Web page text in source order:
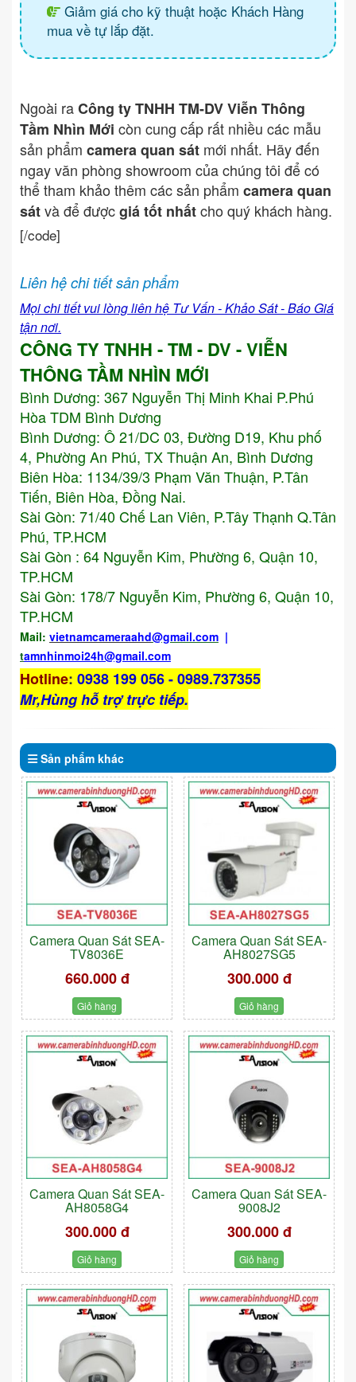
Giảm giá cho kỹ thuật hoặc Khách Hàng
mua về tự lắp đặt.
Ngoài raCông ty TNHH TM-DV Viễn Thông
Tầm Nhìn Mới còn cung cấp rất nhiều các mẫu
sản phẩm camera quan sát mới nhất. Hãy đến
ngay văn phòng showroom của chúng tôi để có
thể tham khảo thêm các sản phẩm camera quan
sátvà để đượcgiá tốt nhấtcho quý khách hàng.
[/code]
Liên hệ chi tiết sản phẩm
Mọi chi tiết vui lòng liên hệ Tư Vấn - Khảo Sát - Báo Giá
tận nơi.
CÔNG TY TNHH - TM - DV - VIỄN
THÔNG TẦM NHÌN MỚI
Bình Dương: 367 Nguyễn Thị Minh Khai P.Phú
Hòa TDM Bình Dương
Bình Dương: Ô 21/DC 03, Đường D19, Khu phố
4, Phường An Phú, TX Thuận An, Bình Dương
Biên Hòa: 1134/39/3 Phạm Văn Thuận, P.Tân
Tiến, Biên Hòa, Đồng Nai.
Sài Gòn: 71/40 Chế Lan Viên, P.Tây Thạnh Q.Tân
Phú, TP.HCM
Sài Gòn : 64 Nguyễn Kim, Phường 6, Quận 10,
TP.HCM
Sài Gòn: 178/7 Nguyễn Kim, Phường 6, Quận 10,
TP.HCM
Mail: vietnamcameraahd@gmail.com |
tamnhinmoi24h@gmail.com
Hotline: 0938 199 056 - 0989.737355
Mr,Hùng hỗ trợ trực tiếp.
Sản phẩm khác
Camera Quan Sát SEA-
TV8036E
660.000 đ
Giỏ hàng
Camera Quan Sát SEA-
AH8027SG5
300.000 đ
Giỏ hàng
Camera Quan Sát SEA-
AH8058G4
300.000 đ
Giỏ hàng
Camera Quan Sát SEA-
9008J2
300.000 đ
Giỏ hàng